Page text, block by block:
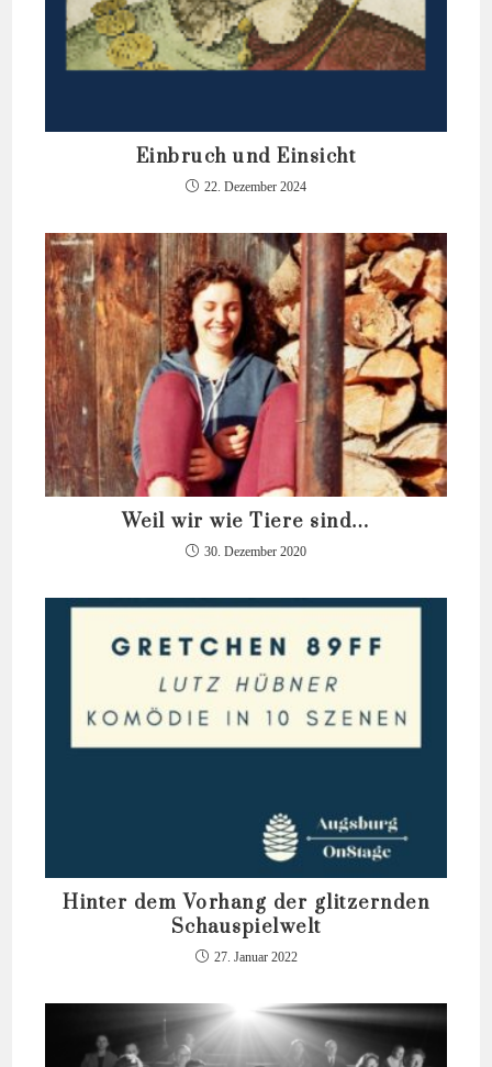
Einbruch und Einsicht
22. Dezember 2024
Weil wir wie Tiere sind…
30. Dezember 2020
Hinter dem Vorhang der glitzernden
Schauspielwelt
27. Januar 2022